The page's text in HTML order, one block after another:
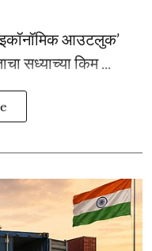
इकॉनॉमिक आउटलुक’
सध्याच्या किम ...